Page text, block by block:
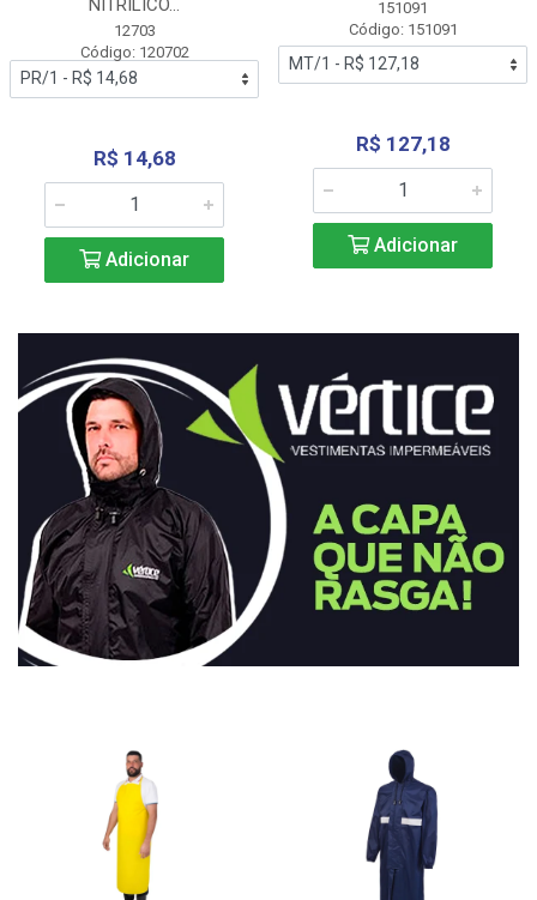
NITRÍLICO...
12703
Código: 120702
R$ 14,68
Adicionar
151091
Código: 151091
R$ 127,18
Adicionar